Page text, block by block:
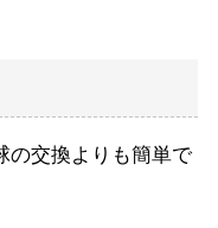
の交換よりも簡単で